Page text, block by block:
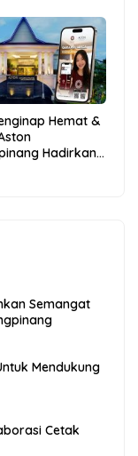
Siap Mendunia
Hemat &
Hadirkan
Semangat
Mendukung
Cetak